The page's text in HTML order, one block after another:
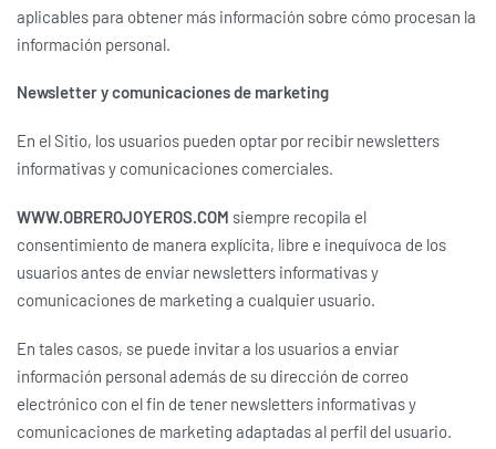
aplicables para obtener más información sobre cómo procesan la
información personal.
Newsletter y comunicaciones de marketing
En el Sitio, los usuarios pueden optar por recibir newsletters
informativas y comunicaciones comerciales.
WWW.OBREROJOYEROS.COM siempre recopila el
consentimiento de manera explícita, libre e inequívoca de los
usuarios antes de enviar newsletters informativas y
comunicaciones de marketing a cualquier usuario.
En tales casos, se puede invitar a los usuarios a enviar
información personal además de su dirección de correo
electrónico con el fin de tener newsletters informativas y
comunicaciones de marketing adaptadas al perfil del usuario.